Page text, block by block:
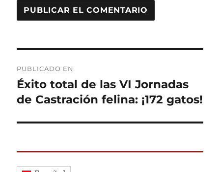
de
entradas
PUBLICADO EN
Éxito total de las VI Jornadas
de Castración felina: ¡172 gatos!